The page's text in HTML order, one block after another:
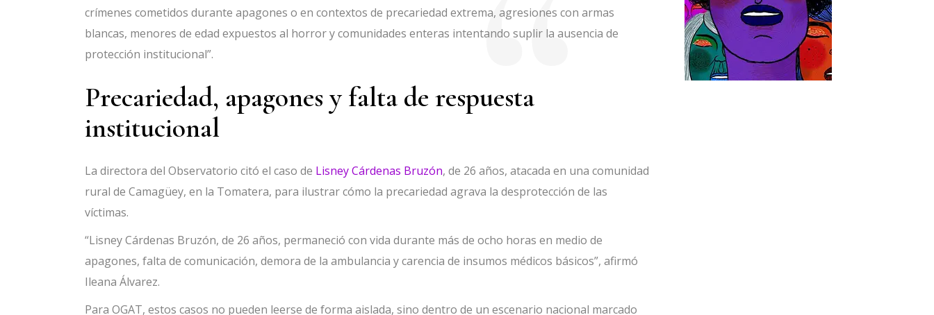
crímenes cometidos durante apagones o en contextos de precariedad extrema, agresiones con armas
blancas, menores de edad expuestos al horror y comunidades enteras intentando suplir la ausencia de
protección institucional”.
Precariedad, apagones y falta de respuesta
institucional
La directora del Observatorio citó el caso de Lisney Cárdenas Bruzón, de 26 años, atacada en una comunidad
rural de Camagüey, en la Tomatera, para ilustrar cómo la precariedad agrava la desprotección de las
víctimas.
“Lisney Cárdenas Bruzón, de 26 años, permaneció con vida durante más de ocho horas en medio de
apagones, falta de comunicación, demora de la ambulancia y carencia de insumos médicos básicos”, afirmó
Ileana Álvarez.
Para OGAT, estos casos no pueden leerse de forma aislada, sino dentro de un escenario nacional marcado